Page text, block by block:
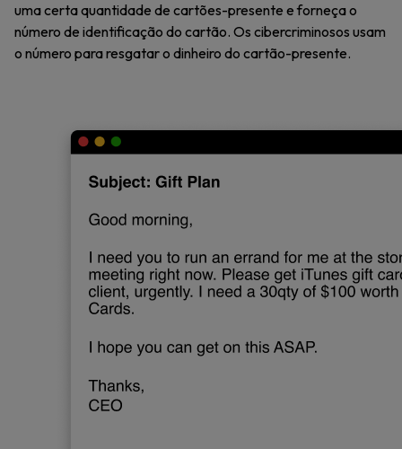
uma certa quantidade de cartões-presente e forneça o
número de identificação do cartão. Os cibercriminosos usam
o número para resgatar o dinheiro do cartão-presente.